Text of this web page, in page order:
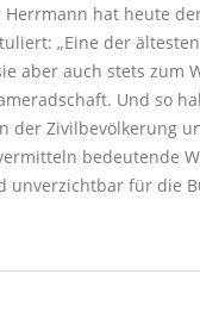
Herrmann hat heute
„Eine der
aber auch stets zum
Und so
der Zivilbevölkerung
bedeutende
unverzichtbar für die